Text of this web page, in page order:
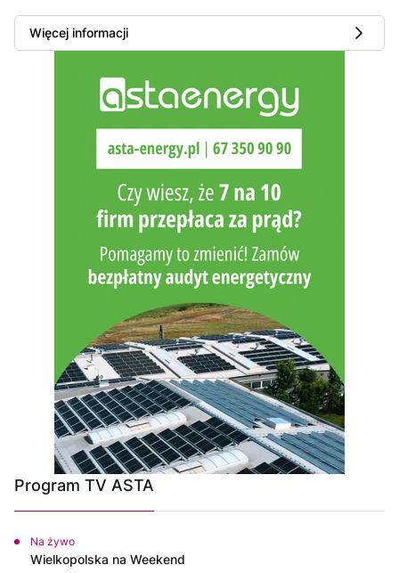
Więcej informacji
Program TV ASTA
Na żywo
Wielkopolska na Weekend